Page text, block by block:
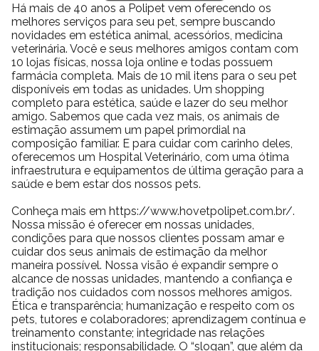
Há mais de 40 anos a Polipet vem oferecendo os
melhores serviços para seu pet, sempre buscando
novidades em estética animal, acessórios, medicina
veterinária. Você e seus melhores amigos contam com
10 lojas físicas, nossa loja online e todas possuem
farmácia completa. Mais de 10 mil itens para o seu pet
disponíveis em todas as unidades. Um shopping
completo para estética, saúde e lazer do seu melhor
amigo. Sabemos que cada vez mais, os animais de
estimação assumem um papel primordial na
composição familiar. E para cuidar com carinho deles,
oferecemos um Hospital Veterinário, com uma ótima
infraestrutura e equipamentos de última geração para a
saúde e bem estar dos nossos pets.
Conheça mais em https://www.hovetpolipet.com.br/.
Nossa missão é oferecer em nossas unidades,
condições para que nossos clientes possam amar e
cuidar dos seus animais de estimação da melhor
maneira possível. Nossa visão é expandir sempre o
alcance de nossas unidades, mantendo a confiança e
tradição nos cuidados com nossos melhores amigos.
Ética e transparência; humanização e respeito com os
pets, tutores e colaboradores; aprendizagem contínua e
treinamento constante; integridade nas relações
institucionais; responsabilidade. O “slogan”, que além da